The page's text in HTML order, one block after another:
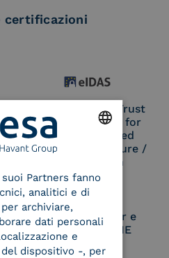
certificazioni
eIDAS Qualified Trust
Service Provider for
Remote Qualified
Electronic Signature /
Seal Creation
Service Provider e
Aggregatore CIE
ITALIAN
Partners fanno
analitici e di
archiviare,
dati personali
e
dispositivo -, per